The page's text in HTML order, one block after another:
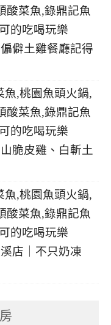
僻土雞餐廳記得
脆皮雞、白斬土
店｜不只奶凍